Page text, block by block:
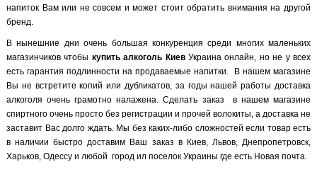
напиток Вам или не совсем и может стоит обратить внимания на другой
бренд.
В нынешние дни очень большая конкуренция среди многих маленьких
магазинчиков чтобы купить алкоголь КиевУкраина онлайн, но не у всех
есть гарантия подлинности на продаваемые напитки. В нашем магазине
Вы не встретите копий или дубликатов, за годы нашей работы доставка
алкоголя очень грамотно налажена. Сделать заказ в нашем магазине
спиртного очень просто без регистрации и прочей волокиты, а доставка не
заставит Вас долго ждать. Мы без каких-либо сложностей если товар есть
в наличии быстро доставим Ваш заказ в Киев, Львов, Днепропетровск,
Харьков, Одессу и любой город ил поселок Украины где есть Новая почта.